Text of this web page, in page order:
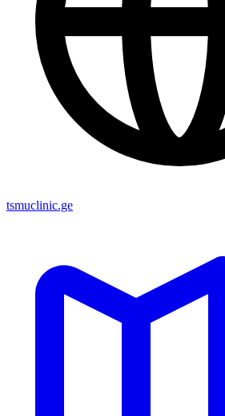
tsmuclinic.ge